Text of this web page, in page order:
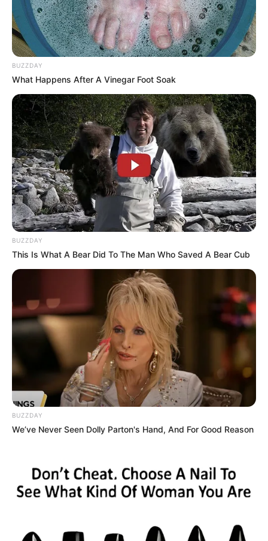
BUZZDAY
What Happens After A Vinegar Foot Soak
BUZZDAY
This Is What A Bear Did To The Man Who Saved A Bear Cub
BUZZDAY
We’ve Never Seen Dolly Parton's Hand, And For Good Reason